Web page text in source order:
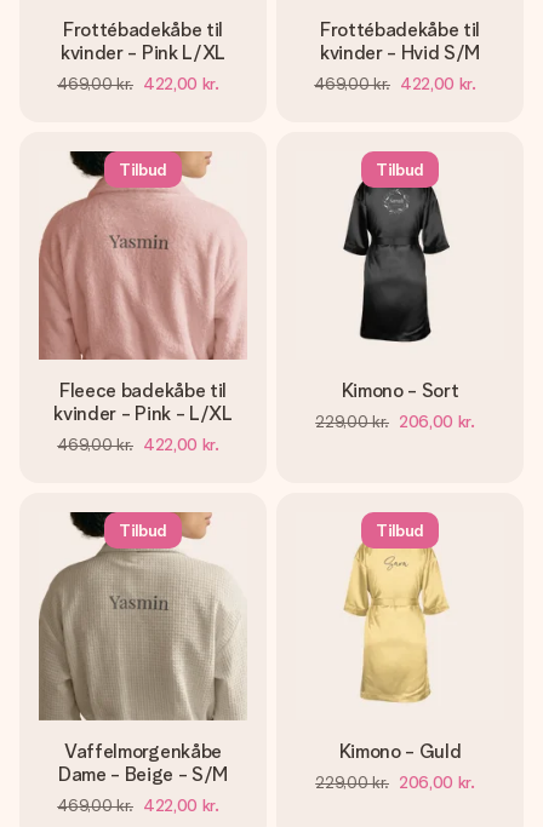
Frottébadekåbe til
kvinder - Pink L/XL
469,00 kr. 422,00 kr.
Frottébadekåbe til
kvinder - Hvid S/M
469,00 kr. 422,00 kr.
Tilbud
Fleece badekåbe til
kvinder - Pink - L/XL
469,00 kr. 422,00 kr.
Tilbud
Kimono - Sort
229,00 kr. 206,00 kr.
Tilbud
Vaffelmorgenkåbe
Dame - Beige - S/M
469,00 kr. 422,00 kr.
Tilbud
Kimono - Guld
229,00 kr. 206,00 kr.